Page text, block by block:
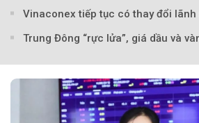
Vinaconex tiếp tục có thay đổi lãnh
Trung Đông “rực lửa”, giá dầu và